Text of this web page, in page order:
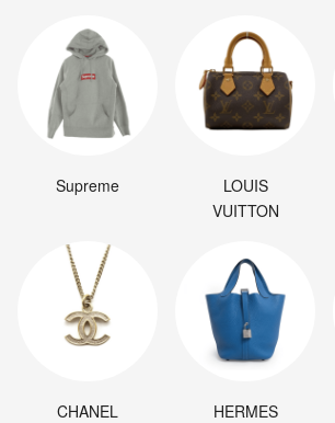
Supreme
LOUIS
VUITTON
CHANEL HERMES